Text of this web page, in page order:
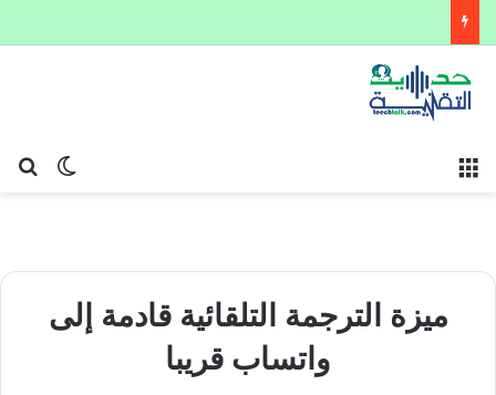
الوضع
ميزة الترجمة التلقائية قادمة إلى
واتساب قريبا